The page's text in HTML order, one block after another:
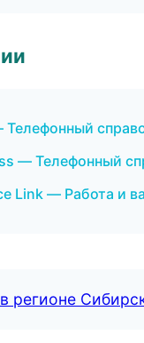
— Телефонный
Link — Работа и
регионе